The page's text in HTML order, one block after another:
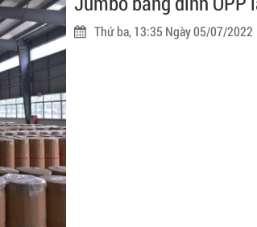
Thứ ba, 13:35 Ngày 05/07/2022